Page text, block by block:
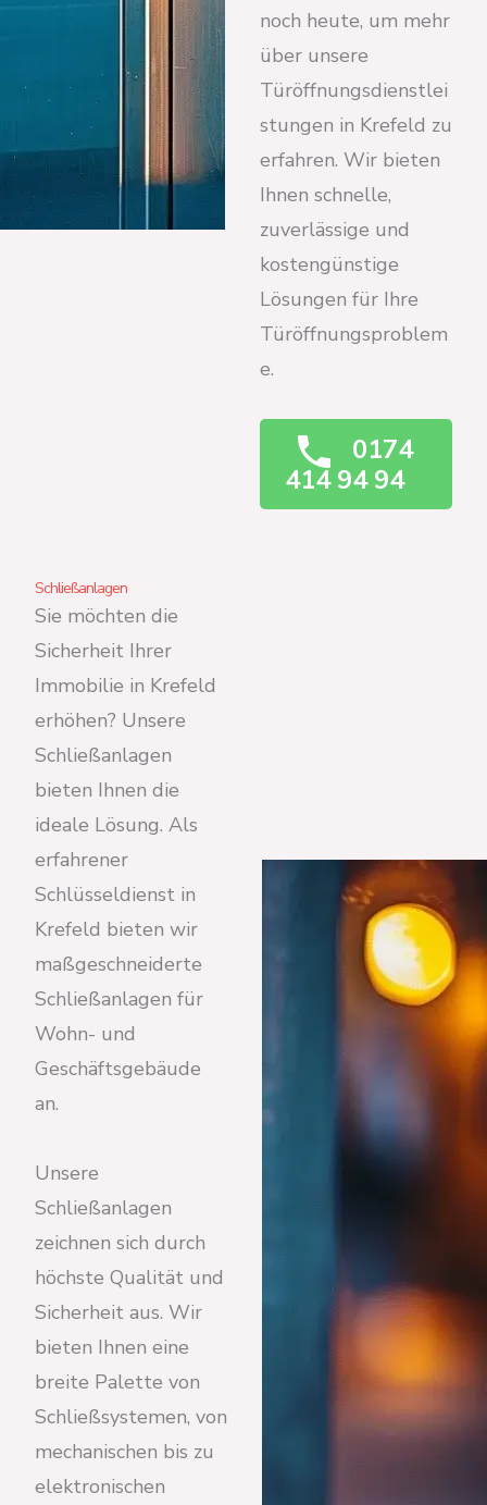
noch heute, um mehr
über unsere
Türöffnungsdienstlei
stungen in Krefeld zu
erfahren. Wir bieten
Ihnen schnelle,
zuverlässige und
kostengünstige
Lösungen für Ihre
Türöffnungsproblem
e.
0174
414 94 94
Schließanlagen
Sie möchten die
Sicherheit Ihrer
Immobilie in Krefeld
erhöhen? Unsere
Schließanlagen
bieten Ihnen die
ideale Lösung. Als
erfahrener
Schlüsseldienst in
Krefeld bieten wir
maßgeschneiderte
Schließanlagen für
Wohn- und
Geschäftsgebäude
an.
Unsere
Schließanlagen
zeichnen sich durch
höchste Qualität und
Sicherheit aus. Wir
bieten Ihnen eine
breite Palette von
Schließsystemen, von
mechanischen bis zu
elektronischen